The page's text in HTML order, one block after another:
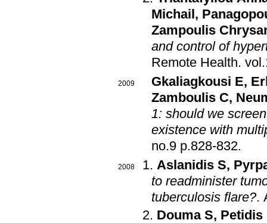
Michail ,
Zampoulis
and control of
Remote Health.
2009 Gkaliagkousi E,
Zamboulis C,
1: should we
existence with
no.9 p.828-832.
2008 Aslanidis S,
to readminister
tuberculosis flare?.
Douma S, Petidis